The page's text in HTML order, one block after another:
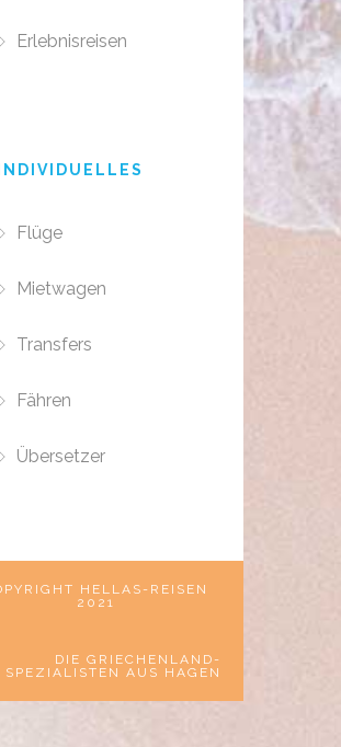
Erlebnisreisen
INDIVIDUELLES
Flüge
Mietwagen
Transfers
Fähren
Übersetzer
HELLAS-REISEN
2021
DIE GRIECHENLAND-
SPEZIALISTEN AUS HAGEN